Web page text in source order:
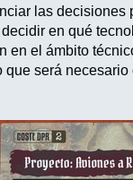
las
en qué
en el ámbito
será